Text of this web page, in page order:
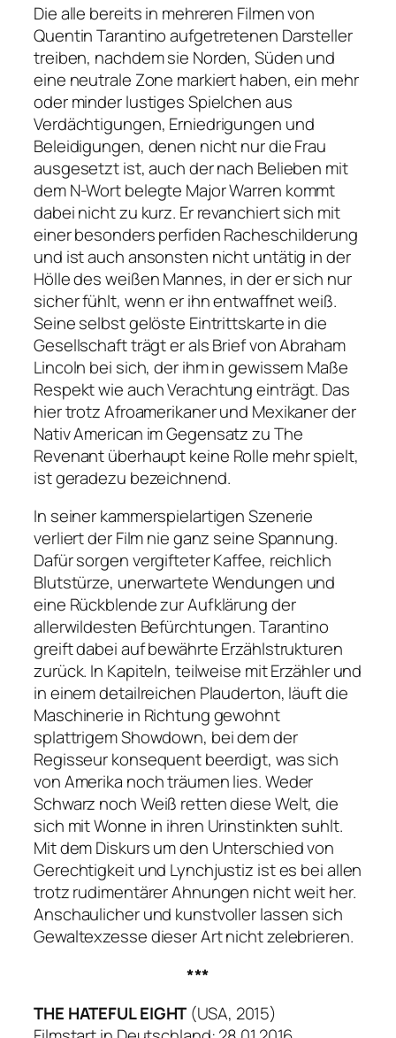
Die alle bereits in mehreren Filmen von
Quentin Tarantino aufgetretenen Darsteller
treiben, nachdem sie Norden, Süden und
eine neutrale Zone markiert haben, ein mehr
oder minder lustiges Spielchen aus
Verdächtigungen, Erniedrigungen und
Beleidigungen, denen nicht nur die Frau
ausgesetzt ist, auch der nach Belieben mit
dem N-Wort belegte Major Warren kommt
dabei nicht zu kurz. Er revanchiert sich mit
einer besonders perfiden Racheschilderung
und ist auch ansonsten nicht untätig in der
Hölle des weißen Mannes, in der er sich nur
sicher fühlt, wenn er ihn entwaffnet weiß.
Seine selbst gelöste Eintrittskarte in die
Gesellschaft trägt er als Brief von Abraham
Lincoln bei sich, der ihm in gewissem Maße
Respekt wie auch Verachtung einträgt. Das
hier trotz Afroamerikaner und Mexikaner der
Nativ American im Gegensatz zuThe
Revenantüberhaupt keine Rolle mehr spielt,
ist geradezu bezeichnend.
In seiner kammerspielartigen Szenerie
verliert der Film nie ganz seine Spannung.
Dafür sorgen vergifteter Kaffee, reichlich
Blutstürze, unerwartete Wendungen und
eine Rückblende zur Aufklärung der
allerwildesten Befürchtungen. Tarantino
greift dabei auf bewährte Erzählstrukturen
zurück. In Kapiteln, teilweise mit Erzähler und
in einem detailreichen Plauderton, läuft die
Maschinerie in Richtung gewohnt
splattrigem Showdown, bei dem der
Regisseur konsequent beerdigt, was sich
von Amerika noch träumen lies. Weder
Schwarz noch Weiß retten diese Welt, die
sich mit Wonne in ihren Urinstinkten suhlt.
Mit dem Diskurs um den Unterschied von
Gerechtigkeit und Lynchjustiz ist es bei allen
trotz rudimentärer Ahnungen nicht weit her.
Anschaulicher und kunstvoller lassen sich
Gewaltexzesse dieser Art nicht zelebrieren.
***
THE HATEFUL EIGHT (USA, 2015)